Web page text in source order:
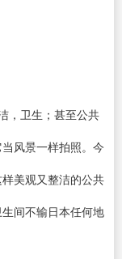
，卫生；甚至公共
风景一样拍照。今
美观又整洁的公共
间不输日本任何地